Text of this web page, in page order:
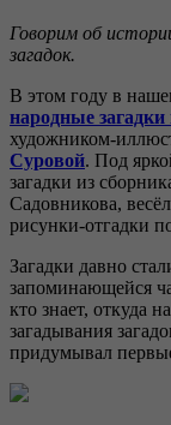
Говорим об
загадок.
В этом году в
народные
художником-
Суровой. Под
загадки из
Садовникова,
рисунки-отгадки
Загадки давно
запоминающейся
кто знает, откуда
загадывания
придумывал